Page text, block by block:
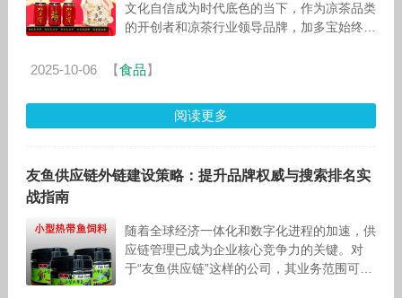
文化自信成为时代底色的当下，作为凉茶品类
的开创者和凉茶行业领导品牌，加多宝始终致
文化” 早
2025-10-06 【食品】
阅读更多
友鱼供应链外链建设策略：提升品牌权威与搜索排名实
战指南
随着全球经济一体化和数字化进程的加速，供
应链管理已成为企业核心竞争力的关键。对
于“友鱼供应链”这样的公司，其业务范围可能